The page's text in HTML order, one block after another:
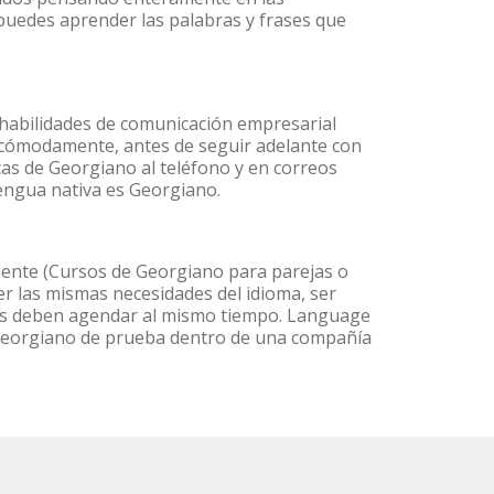
aprender las palabras y frases que
de comunicación empresarial
antes de seguir adelante con
de Georgiano al teléfono y en correos
nativa es Georgiano.
(Cursos de Georgiano para parejas o
mismas necesidades del idioma, ser
deben agendar al mismo tiempo. Language
de prueba dentro de una compañía